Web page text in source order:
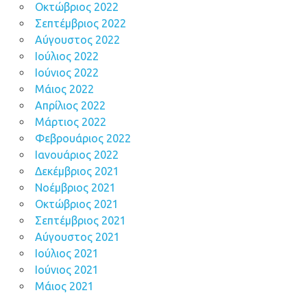
Οκτώβριος 2022
Σεπτέμβριος 2022
Αύγουστος 2022
Ιούλιος 2022
Ιούνιος 2022
Μάιος 2022
Απρίλιος 2022
Μάρτιος 2022
Φεβρουάριος 2022
Ιανουάριος 2022
Δεκέμβριος 2021
Νοέμβριος 2021
Οκτώβριος 2021
Σεπτέμβριος 2021
Αύγουστος 2021
Ιούλιος 2021
Ιούνιος 2021
Μάιος 2021